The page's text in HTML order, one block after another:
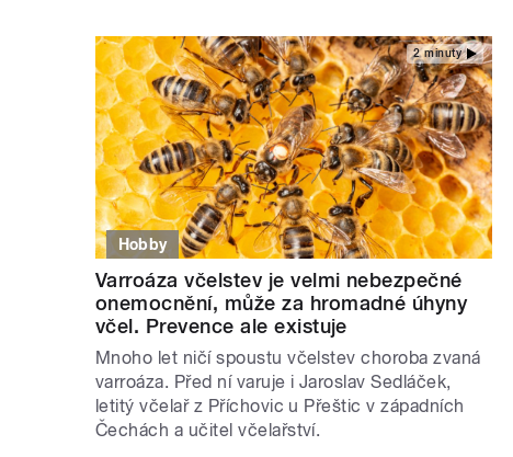
2 minuty
Hobby
Varroáza včelstev je velmi nebezpečné
onemocnění, může za hromadné úhyny
včel. Prevence ale existuje
Mnoho let ničí spoustu včelstev choroba zvaná
varroáza. Před ní varuje i Jaroslav Sedláček,
letitý včelař z Příchovic u Přeštic v západních
Čechách a učitel včelařství.